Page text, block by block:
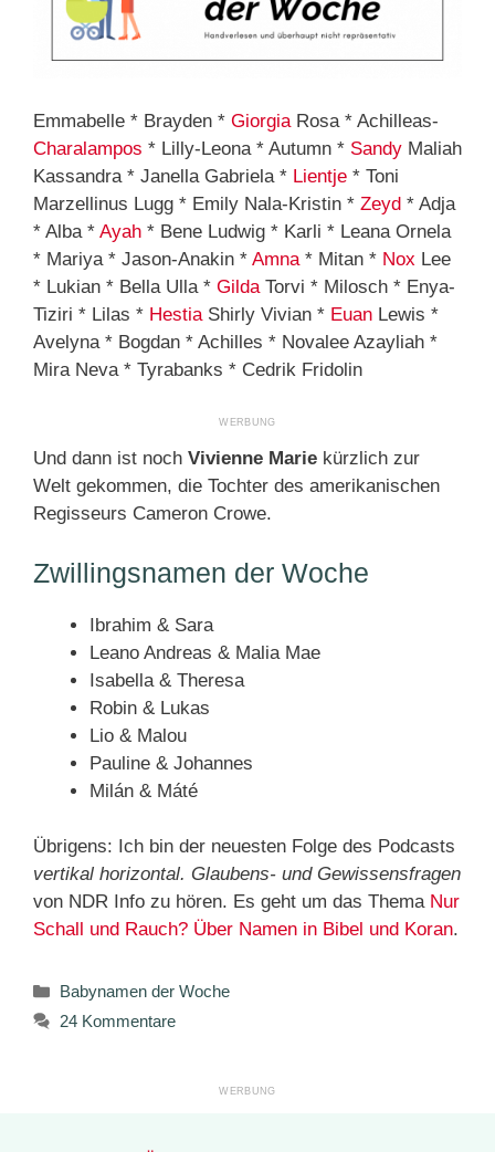
Emmabelle * Brayden * GiorgiaRosa * Achilleas-
Charalampos * Lilly-Leona * Autumn * Sandy Maliah
Kassandra * Janella Gabriela * Lientje * Toni
Marzellinus Lugg * Emily Nala-Kristin * Zeyd * Adja
* Alba * Ayah * Bene Ludwig * Karli * Leana Ornela
* Mariya * Jason-Anakin * Amna* Mitan * Nox Lee
* Lukian * Bella Ulla * GildaTorvi * Milosch * Enya-
Tiziri * Lilas * HestiaShirly Vivian * Euan Lewis *
Avelyna * Bogdan * Achilles * Novalee Azayliah *
Mira Neva * Tyrabanks * Cedrik Fridolin
Und dann ist noch Vivienne Marie kürzlich zur
Welt gekommen, die Tochter des amerikanischen
Regisseurs Cameron Crowe.
Zwillingsnamen der Woche
Ibrahim & Sara
Leano Andreas & Malia Mae
Isabella & Theresa
Robin & Lukas
Lio & Malou
Pauline & Johannes
Milán & Máté
Übrigens: Ich bin der neuesten Folge des Podcasts
vertikal horizontal. Glaubens- und Gewissensfragen
von NDR Info zu hören. Es geht um das Thema Nur
Schall und Rauch? Über Namen in Bibel und Koran.
Kategorien
Babynamen der Woche
24 Kommentare